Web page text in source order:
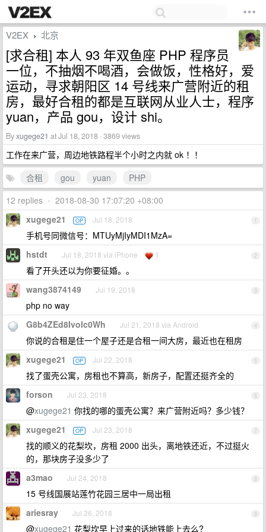
V2EX › 北京
[求合租] 本人 93 年双鱼座 PHP 程序员
一位，不抽烟不喝酒，会做饭，性格好，爱
运动，寻求朝阳区 14 号线来广营附近的租
房，最好合租的都是互联网从业人士，程序
yuan，产品 gou，设计 shi。
Byxugege21 at Jul 18, 2018 · 3869 views
工作在来广营，周边地铁路程半个小时之内就 ok ！！
合租
gou yuan
PHP
12 replies • 2018-08-30 17:07:20 +08:00
1
xugege21 OP Jul 18, 2018
手机号同微信号：MTUyMjIyMDI1MzA=
2
hstdt Jul 18, 2018 via iPhone 1
看了开头还以为你要征婚。。
3
wang3874149 Jul 19, 2018
php no way
4
G8b4ZEd8Ivolc0Wh Jul 21, 2018 via Android
你说的合租是住一个屋子还是合租一间大房，最近也在租房
5
xugege21 OP Jul 22, 2018
找了蛋壳公寓，房租也不算高，新房子，配置还挺齐全的
6
forson Jul 23, 2018
@xugege21 你找的哪的蛋壳公寓？来广营附近吗？多少钱？
7
xugege21 OP Jul 23, 2018
找的顺义的花梨坎，房租 2000 出头，离地铁还近，不过挺火
的，那块房子没多少了
8
a3mao Jul 24, 2018
15 号线国展站莲竹花园三居中一局出租
9
ariesray Jul 26, 2018
@xugege21 花梨坎早上过来的话地铁能上去么?